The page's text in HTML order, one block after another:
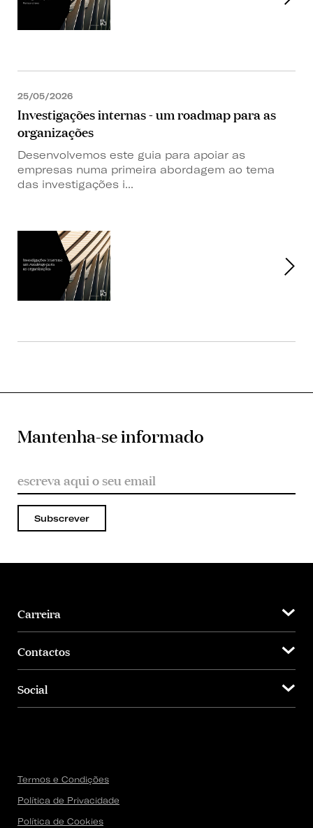
25/05/2026
Investigações internas - um roadmap para as
organizações
Desenvolvemos este guia para apoiar as
empresas numa primeira abordagem ao tema
das investigações i...
Mantenha-se informado
Subscrever
Carreira
Contactos
Social
Termos e Condições
Política de Privacidade
Política de Cookies